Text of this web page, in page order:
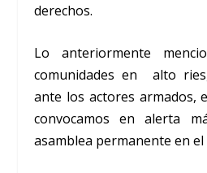
derechos.
Lo anteriormente
comunidades en alto
ante los actores armados,
convocamos en alerta
asamblea permanente en el